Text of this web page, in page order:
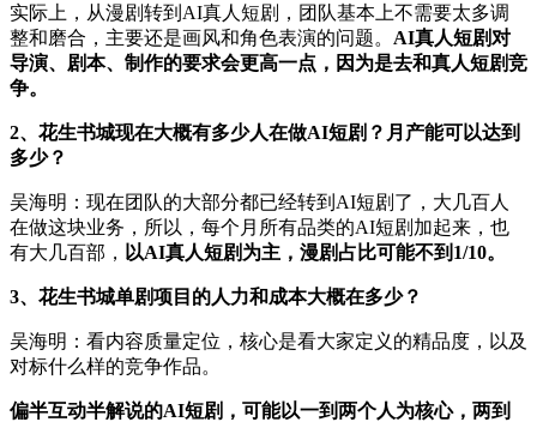
实际上，从漫剧转到AI真人短剧，团队基本上不需要太多调
整和磨合，主要还是画风和角色表演的问题。 AI真人短剧对
导演、剧本、制作的要求会更高一点，因为是去和真人短剧竞
争。
2、花生书城现在大概有多少人在做AI短剧？月产能可以达到
多少？
吴海明：现在团队的大部分都已经转到AI短剧了，大几百人
在做这块业务，所以，每个月所有品类的AI短剧加起来，也
有大几百部， 以AI真人短剧为主，漫剧占比可能不到1/10。
3、花生书城单剧项目的人力和成本大概在多少？
吴海明：看内容质量定位，核心是看大家定义的精品度，以及
对标什么样的竞争作品。
偏半互动半解说的AI短剧，可能以一到两个人为核心，两到